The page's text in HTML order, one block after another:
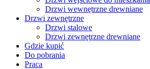
Drzwi wewnętrzne drewniane
Drzwi zewnętrzne
Drzwi stalowe
Drzwi zewnętrzne drewniane
Gdzie kupić
Do pobrania
Praca